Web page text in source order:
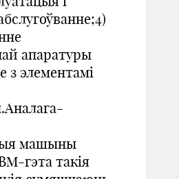
апаратуры
з элементамі
машыны
гэта такія